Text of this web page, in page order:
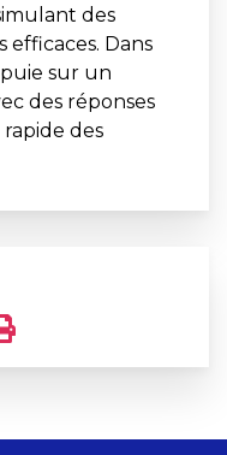
des
Dans
sur un
des réponses
des